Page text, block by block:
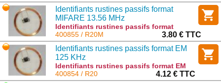
Identifiants rustines passifs format
MIFARE 13.56 MHz
Identifiants rustines passifs format
MIFARE 13.56 MHz : R20M
400855 / R20M
3.80 € TTC
Identifiants rustines passifs format EM
125 KHz
Identifiants rustines passifs format EM
125 KHz : R20
400854 / R20
4.12 € TTC